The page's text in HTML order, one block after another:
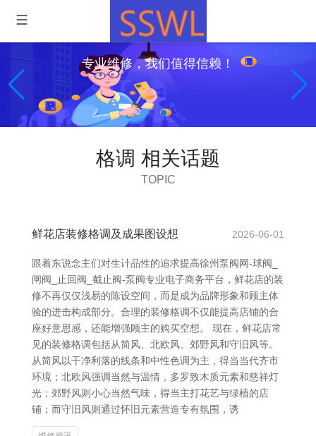
专业维修，我们值得信赖！
格调 相关话题
TOPIC
鲜花店装修格调及成果图设想 2026-06-01
跟着东说念主们对生计品性的追求提高徐州泵阀网-球阀_
闸阀_止回阀_截止阀-泵阀专业电子商务平台，鲜花店的装
修不再仅仅浅易的陈设空间，而是成为品牌形象和顾主体
验的进击构成部分。合理的装修格调不仅能提高店铺的合
座好意思感，还能增强顾主的购买空想。 现在，鲜花店常
见的装修格调包括从简风、北欧风、郊野风和守旧风等。
从简风以干净利落的线条和中性色调为主，得当当代齐市
环境；北欧风强调当然与温情，多罗致木质元素和慈祥灯
光；郊野风则小心当然气味，得当主打花艺与绿植的店
铺；而守旧风则通过怀旧元素营造专有氛围，诱